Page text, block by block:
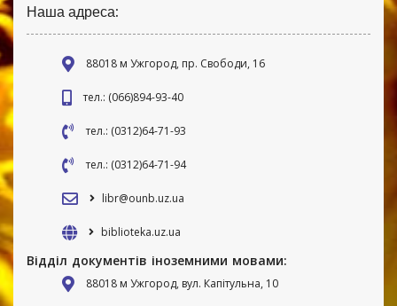
Наша адреса:
88018 м Ужгород, пр. Свободи, 16
тел.: (066)894-93-40
тел.: (0312)64-71-93
тел.: (0312)64-71-94
libr@ounb.uz.ua
biblioteka.uz.ua
Відділ документів іноземними мовами:
88018 м Ужгород, вул. Капітульна, 10